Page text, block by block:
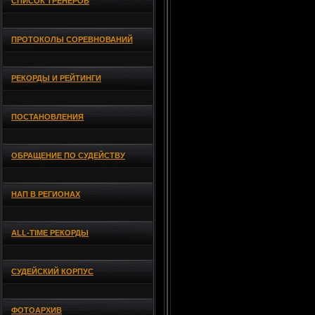
ПРОТОКОЛЫ СОРЕВНОВАНИЙ
РЕКОРДЫ И РЕЙТИНГИ
ПОСТАНОВЛЕНИЯ
ОБРАЩЕНИЕ ПО СУДЕЙСТВУ
НАП В РЕГИОНАХ
ALL-TIME РЕКОРДЫ
СУДЕЙСКИЙ КОРПУС
ФОТОАРХИВ